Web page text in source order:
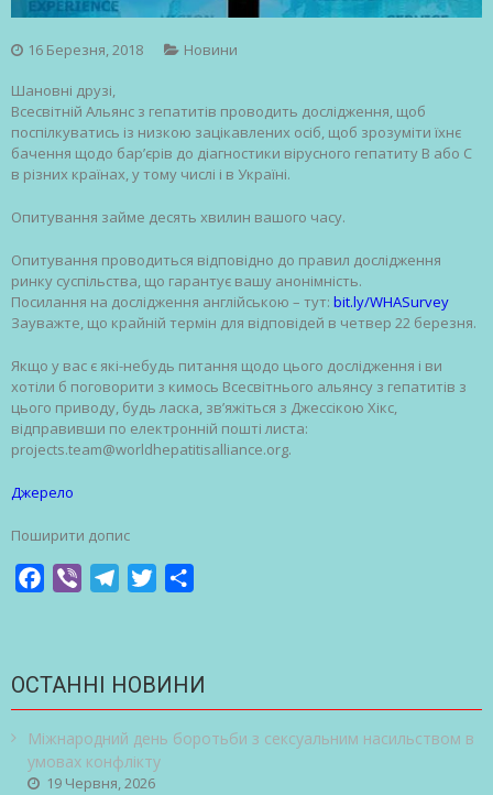
16 Березня, 2018 Новини
Шановні друзі,
Всесвітній Альянс з гепатитів проводить дослідження, щоб
поспілкуватись із низкою зацікавлених осіб, щоб зрозуміти їхнє
бачення щодо бар’єрів до діагностики вірусного гепатиту В або С
в різних країнах, у тому числі і в Україні.
Опитування займе десять хвилин вашого часу.
Опитування проводиться відповідно до правил дослідження
ринку суспільства, що гарантує вашу анонімність.
Посилання на дослідження англійською – тут: bit.ly/WHASurvey
Зауважте, що крайній термін для відповідей в четвер 22 березня.
Якщо у вас є які-небудь питання щодо цього дослідження і ви
хотіли б поговорити з кимось Всесвітнього альянсу з гепатитів з
цього приводу, будь ласка, зв’яжіться з Джессікою Хікс,
відправивши по електронній пошті листа:
projects.team@worldhepatitisalliance.org.
Джерело
Поширити допис
Facebook
Viber TelegramTwitter
ОСТАННІ НОВИНИ
Міжнародний день боротьби з сексуальним насильством в
умовах конфлікту
19 Червня, 2026